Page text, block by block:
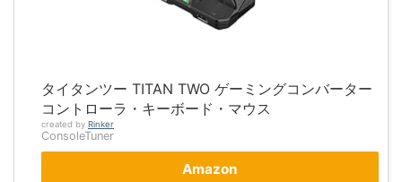
タイタンツー TITAN TWO ゲーミングコンバーター
コントローラ・キーボード・マウス
created by Rinker
ConsoleTuner
Amazon